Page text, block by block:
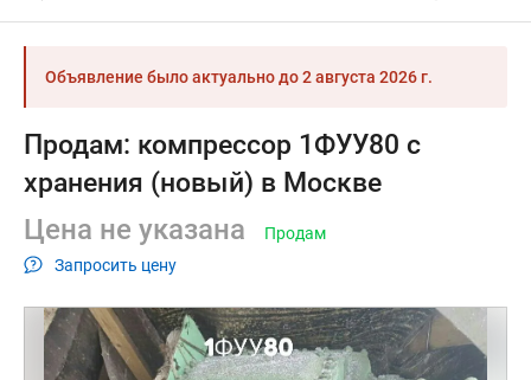
Объявление было актуально до2 августа 2026 г.
Продам: компрессор 1ФУУ80 с
хранения (новый) в Москве
Цена не указана
Запросить цену
Продам